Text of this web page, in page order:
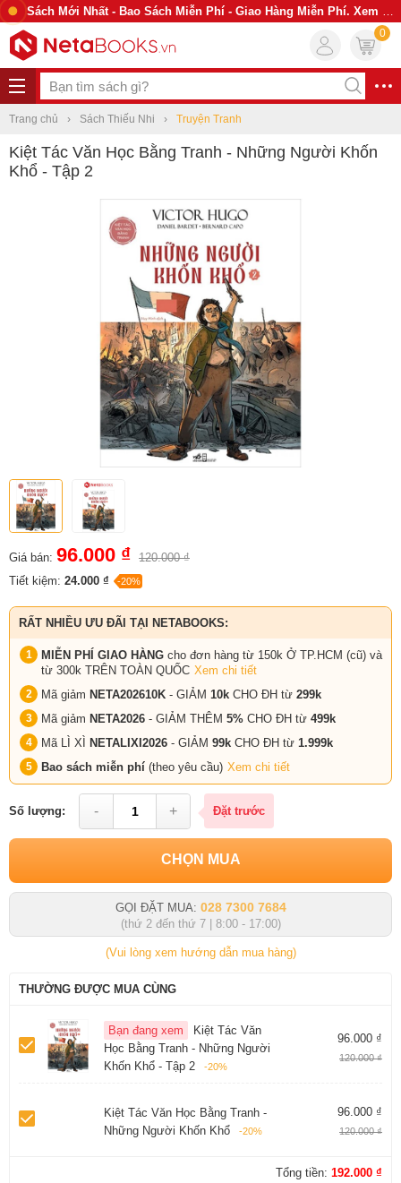
Sách Mới Nhất - Bao Sách Miễn Phí - Giao Hàng Miễn Phí. Xem Ngay
0
Trang chủ Sách Thiếu Nhi Truyện Tranh
Kiệt Tác Văn Học Bằng Tranh - Những Người Khốn
Khổ - Tập 2
Giá bán: 96.000 ₫ 120.000 ₫
Tiết kiệm: 24.000 ₫ -20%
RẤT NHIỀU ƯU ĐÃI TẠI NETABOOKS:
MIỄN PHÍ GIAO HÀNG cho đơn hàng từ 150k Ở TP.HCM (cũ) và
từ 300k TRÊN TOÀN QUỐC Xem chi tiết
Mã giảm NETA202610K - GIẢM 10k CHO ĐH từ 299k
Mã giảm NETA2026 - GIẢM THÊM 5% CHO ĐH từ 499k
Mã LÌ XÌ NETALIXI2026 - GIẢM 99k CHO ĐH từ 1.999k
Bao sách miễn phí (theo yêu cầu) Xem chi tiết
Số lượng: - + Đặt trước
CHỌN MUA
GỌI ĐẶT MUA: 028 7300 7684
(thứ 2 đến thứ 7 | 8:00 - 17:00)
(Vui lòng xem hướng dẫn mua hàng)
THƯỜNG ĐƯỢC MUA CÙNG
Bạn đang xem
Kiệt Tác Văn
Học Bằng Tranh - Những Người
Khốn Khổ - Tập 2
-20%
96.000 ₫
120.000 ₫
Kiệt Tác Văn Học Bằng Tranh -
Những Người Khốn Khổ
-20%
96.000 ₫
120.000 ₫
Tổng tiền: 192.000 ₫